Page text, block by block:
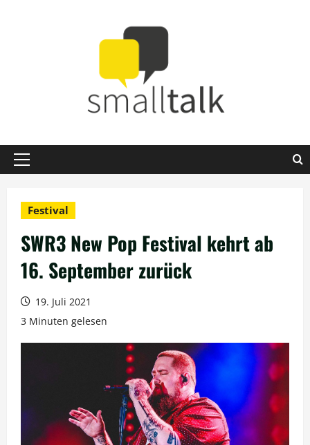
Primäres
Festival
SWR3 New Pop Festival kehrt ab
16. September zurück
19. Juli 2021
3 Minuten gelesen